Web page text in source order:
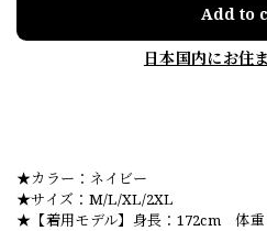
Add to
日本国内にお住
★カラー：ネイビー
★サイズ：M/L/XL/2XL
★【着用モデル】身長：172cm 体